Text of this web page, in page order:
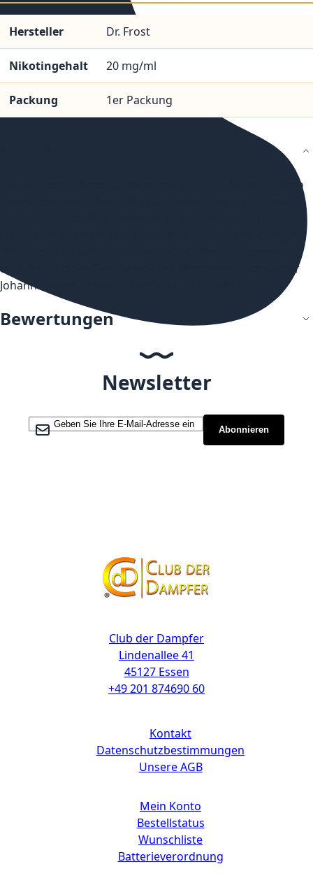
Hersteller Dr. Frost
Nikotingehalt 20 mg/ml
Packung 1er Packung
Aus der Longfillaroma-Reihe Frosty Fizz ist die Sorte Vimo
entfaltet sich der Geschmack von Himbeeren, schwarzer
Johannisbeere, Traube, Limonade und Koolada.
Bewertungen
Newsletter
Melden Sie sich für unseren Newsletter an:
Abonnieren
Club der Dampfer
Lindenallee 41
45127 Essen
+49 201 874690 60
Kontakt
Datenschutzbestimmungen
Unsere AGB
Mein Konto
Bestellstatus
Wunschliste
Batterieverordnung